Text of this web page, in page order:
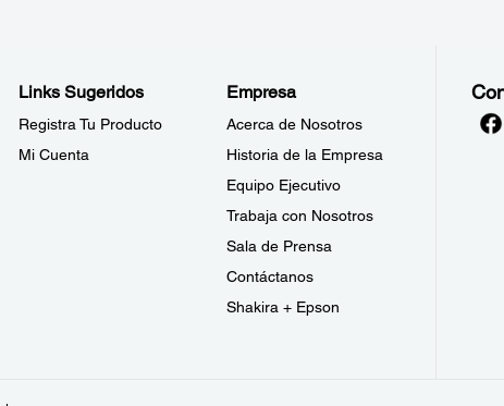
Links Sugeridos
Registra Tu Producto
Mi Cuenta
Empresa
Acerca de Nosotros
Historia de la Empresa
Equipo Ejecutivo
Trabaja con Nosotros
Sala de Prensa
Contáctanos
Shakira + Epson